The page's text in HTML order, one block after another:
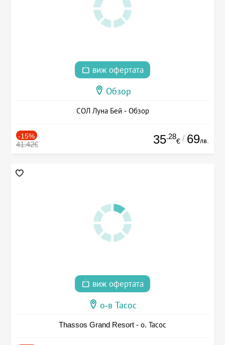
виж офертата
Обзор
СОЛ Луна Бей - Обзор
-15%
41.42€ 35.28
€ / 69лв.
виж офертата
о-в Тасос
Thassos Grand Resort - о. Тасос